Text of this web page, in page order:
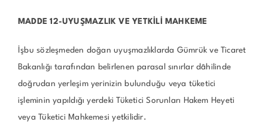
MADDE 12-UYUŞMAZLIK VE YETKİLİ MAHKEME
İşbu sözleşmeden doğan uyuşmazlıklarda Gümrük ve Ticaret
Bakanlığı tarafından belirlenen parasal sınırlar dâhilinde
doğrudan yerleşim yerinizin bulunduğu veya tüketici
işleminin yapıldığı yerdeki Tüketici Sorunları Hakem Heyeti
veya Tüketici Mahkemesi yetkilidir.